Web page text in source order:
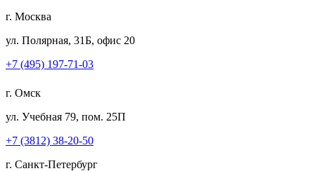
г. Москва
ул. Полярная, 31Б, офис 20
+7 (495) 197-71-03
г. Омск
ул. Учебная 79, пом. 25П
+7 (3812) 38-20-50
г. Санкт-Петербург